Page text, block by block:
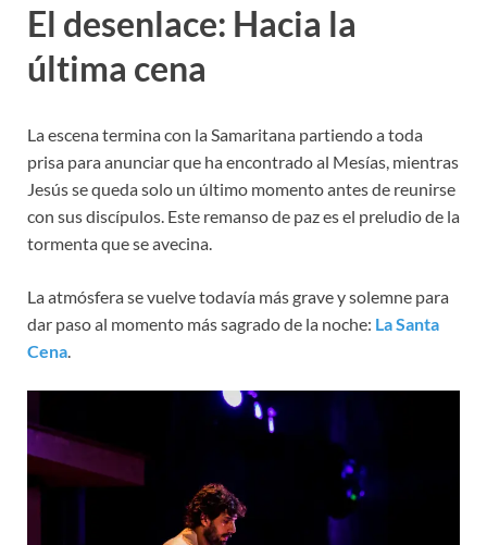
El desenlace: Hacia la
última cena
La escena termina con la Samaritana partiendo a toda
prisa para anunciar que ha encontrado al Mesías, mientras
Jesús se queda solo un último momento antes de reunirse
con sus discípulos. Este remanso de paz es el preludio de la
tormenta que se avecina.
La atmósfera se vuelve todavía más grave y solemne para
dar paso al momento más sagrado de la noche: La Santa
Cena.